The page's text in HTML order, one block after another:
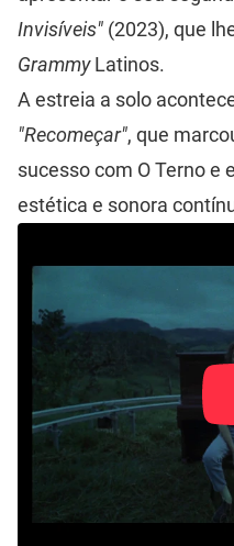
Invisíveis" (2023), que
GrammyLatinos.
A estreia a solo
"Recomeçar", que
sucesso com O Terno e
estética e sonora